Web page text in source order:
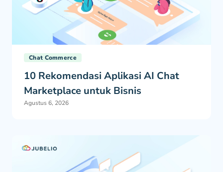
Chat Commerce
10 Rekomendasi Aplikasi AI Chat
Marketplace untuk Bisnis
Agustus 6, 2026